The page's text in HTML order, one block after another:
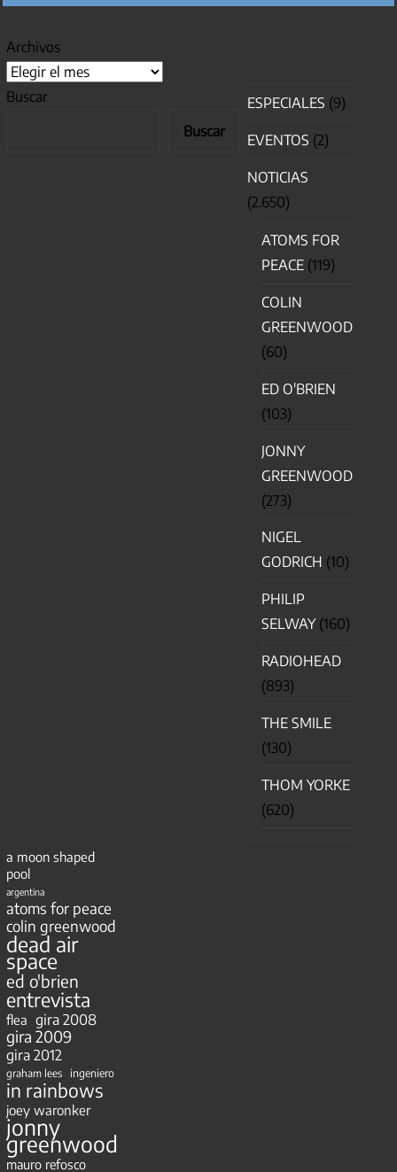
Archivos
Buscar
Buscar
ESPECIALES (9)
EVENTOS (2)
NOTICIAS
(2.650)
ATOMS FOR
PEACE (119)
COLIN
GREENWOOD
(60)
ED O'BRIEN
(103)
JONNY
GREENWOOD
(273)
NIGEL
GODRICH (10)
PHILIP
SELWAY(160)
RADIOHEAD
(893)
THE SMILE
(130)
THOM YORKE
(620)
a moon shaped
pool
argentina
atoms for peace
colin greenwood
dead air
space
ed o'brien
entrevista
flea gira 2008
gira 2009
gira 2012
graham lees ingeniero
in rainbows
joey waronker
jonny
greenwood
mauro refosco